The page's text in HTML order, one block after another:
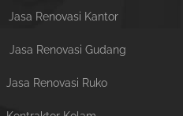
Jasa Renovasi Kantor
Jasa Renovasi Gudang
Jasa Renovasi Ruko